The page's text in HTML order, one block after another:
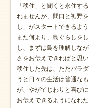
「移住」と聞くと永住す
れませんが、間口と裾野
し」がスタートできるよ
また何より、島ぐらしを
し、まずは島を理解しな
さをお伝えできればと思い
移住した先は、ただパラ
うと日々の生活は普通な
が、やがてじわりと喜び
お伝えできるようになれた